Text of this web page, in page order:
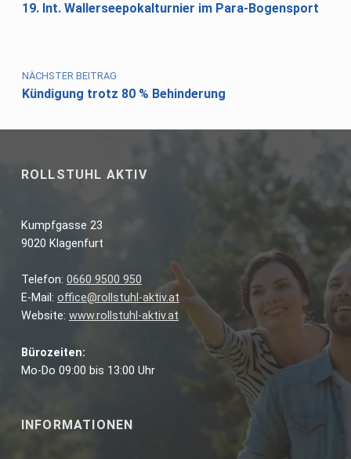
19. Int. Wallerseepokalturnier im Para-Bogensport
NÄCHSTER BEITRAG
Kündigung trotz 80 % Behinderung
ROLLSTUHL AKTIV
Kumpfgasse 23
9020 Klagenfurt
Telefon: 0660 9500 950
E-Mail: office@rollstuhl-aktiv.at
Website: www.rollstuhl-aktiv.at
Bürozeiten:
Mo-Do 09:00 bis 13:00 Uhr
INFORMATIONEN